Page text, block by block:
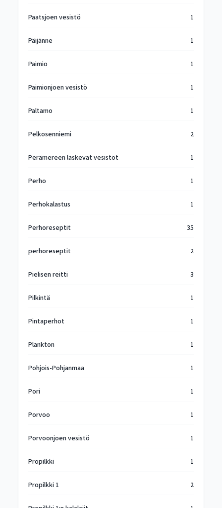
Paatsjoen vesistö 1
Päijänne 1
Paimio 1
Paimionjoen vesistö 1
Paltamo 1
Pelkosenniemi 2
Perämereen laskevat vesistöt 1
Perho 1
Perhokalastus 1
Perhoreseptit 35
perhoreseptit 2
Pielisen reitti 3
Pilkintä 1
Pintaperhot 1
Plankton 1
Pohjois-Pohjanmaa 1
Pori 1
Porvoo 1
Porvoonjoen vesistö 1
Propilkki 1
Propilkki 1 2